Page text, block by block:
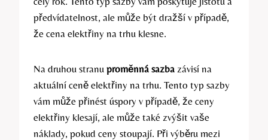
předvídatelnost, ale může‌ být dražší v‌ případě,‍
že cena elektřiny na trhu ⁢klesne.
Na druhou stranu proměnná ⁣sazba závisí na
aktuální ceně elektřiny ‌na trhu. Tento typ sazby
vám může⁤ přinést úspory v případě, že ceny‌
elektřiny klesají, ale může také zvýšit ⁤vaše
náklady, pokud ​ceny stoupají. Při výběru mezi